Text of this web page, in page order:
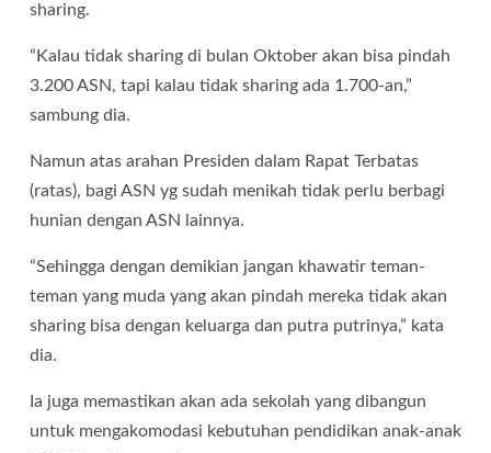
sharing.
“Kalau tidak sharing di bulan Oktober akan bisa pindah
3.200 ASN, tapi kalau tidak sharing ada 1.700-an,”
sambung dia.
Namun atas arahan Presiden dalam Rapat Terbatas
(ratas), bagi ASN yg sudah menikah tidak perlu berbagi
hunian dengan ASN lainnya.
“Sehingga dengan demikian jangan khawatir teman-
teman yang muda yang akan pindah mereka tidak akan
sharing bisa dengan keluarga dan putra putrinya,” kata
dia.
Ia juga memastikan akan ada sekolah yang dibangun
untuk mengakomodasi kebutuhan pendidikan anak-anak